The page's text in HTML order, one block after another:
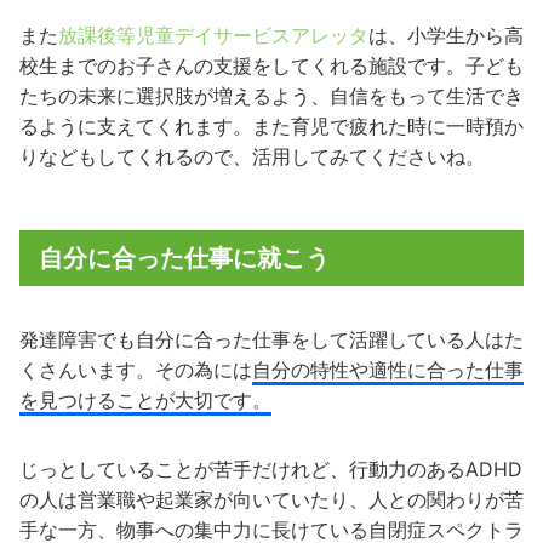
また放課後等児童デイサービスアレッタ は、小学生から高
校生までのお子さんの支援をしてくれる施設です。子ども
たちの未来に選択肢が増えるよう、自信をもって生活でき
るように支えてくれます。また育児で疲れた時に一時預か
りなどもしてくれるので、活用してみてくださいね。
自分に合った仕事に就こう
発達障害でも自分に合った仕事をして活躍している人はた
くさんいます。その為には自分の特性や適性に合った仕事
を見つけることが大切です。
じっとしていることが苦手だけれど、行動力のあるADHD
の人は営業職や起業家が向いていたり、人との関わりが苦
手な一方、物事への集中力に長けている自閉症スペクトラ